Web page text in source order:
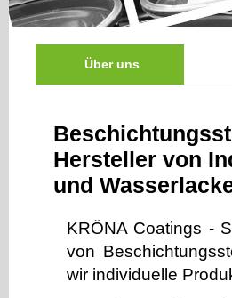
Über uns
Hersteller von
und
KRÖNA Coatings -
von
wir individuelle